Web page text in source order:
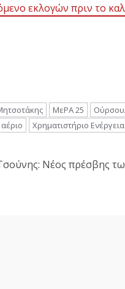
εκλογών πριν το
ΜεΡΑ 25
Χρηματιστήριο
Νέος πρέσβης